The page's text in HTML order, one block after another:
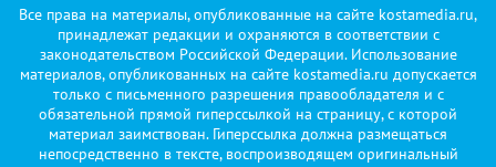
Все права на материалы, опубликованные на сайте kostamedia.ru,
принадлежат редакции и охраняются в соответствии с
законодательством Российской Федерации. Использование
материалов, опубликованных на сайте kostamedia.ru допускается
только с письменного разрешения правообладателя и с
обязательной прямой гиперссылкой на страницу, с которой
материал заимствован. Гиперссылка должна размещаться
непосредственно в тексте, воспроизводящем оригинальный